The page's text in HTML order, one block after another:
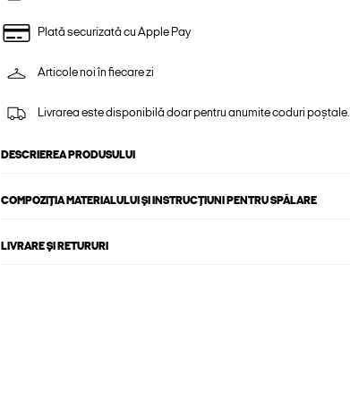
Plată securizată cu Apple Pay
Articole noi în fiecare zi
Livrarea este disponibilă doar pentru anumite coduri poștale.
DESCRIEREA PRODUSULUI
COMPOZIȚIA MATERIALULUI ȘI INSTRUCȚIUNI PENTRU SPĂLARE
LIVRARE ȘI RETURURI